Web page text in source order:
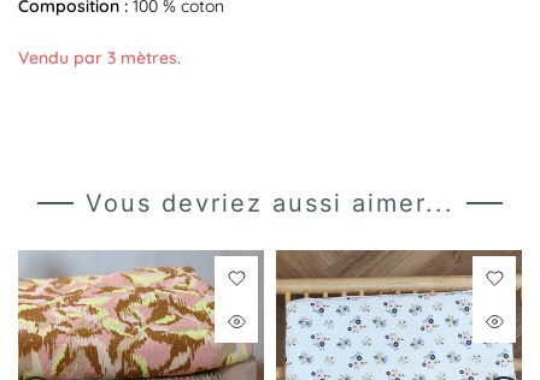
Composition : 100 % coton
Vendu par 3 mètres.
Vous devriez aussi aimer...